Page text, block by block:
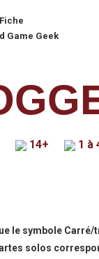
Fiche
Game Geek
14+ 1 à
le symbole Carré/
solos